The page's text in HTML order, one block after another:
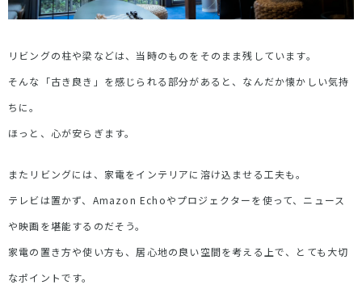
リビングの柱や梁などは、当時のものをそのまま残しています。
そんな「古き良き」を感じられる部分があると、なんだか懐かしい気持
ちに。
ほっと、心が安らぎます。
またリビングには、家電をインテリアに溶け込ませる工夫も。
テレビは置かず、Amazon Echoやプロジェクターを使って、ニュース
や映画を堪能するのだそう。
家電の置き方や使い方も、居心地の良い空間を考える上で、とても大切
なポイントです。